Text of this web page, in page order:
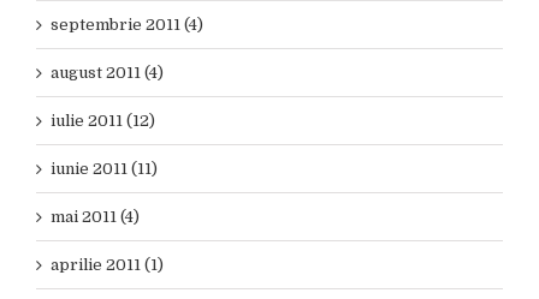
septembrie 2011 (4)
august 2011 (4)
iulie 2011 (12)
iunie 2011 (11)
mai 2011 (4)
aprilie 2011 (1)